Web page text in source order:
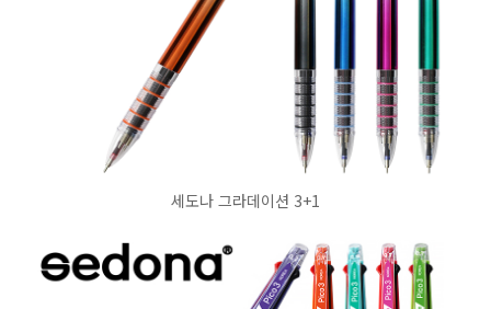
세도나 그라데이션 3+1